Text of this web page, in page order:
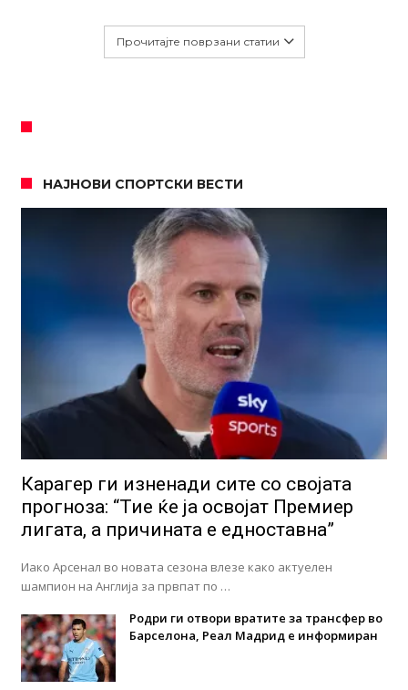
Прочитајте поврзани статии
НАЈНОВИ СПОРТСКИ ВЕСТИ
Карагер ги изненади сите со својата
прогноза: “Тие ќе ја освојат Премиер
лигата, а причината е едноставна”
Иако Арсенал во новата сезона влезе како актуелен
шампион на Англија за првпат по …
Родри ги отвори вратите за трансфер во
Барселона, Реал Мадрид е информиран